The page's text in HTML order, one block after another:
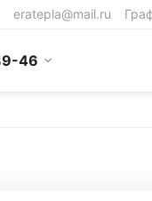
eratepla@mail.ru
46